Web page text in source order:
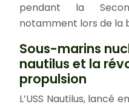
pendant la
notamment lors de la
Sous-marins
nautilus et la
propulsion
L’USS Nautilus, lancé